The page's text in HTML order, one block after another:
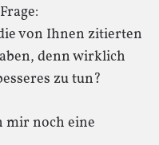
von Ihnen zitierten
denn wirklich
zu tun?
mir noch eine